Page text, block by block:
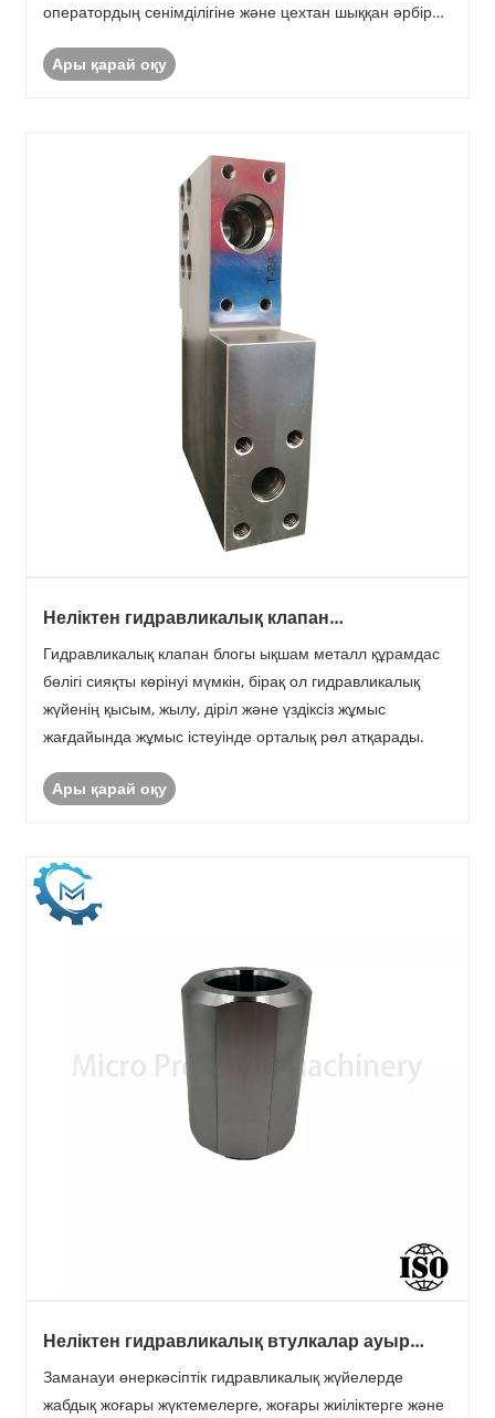
оператордың сенімділігіне және цехтан шыққан әрбір
Ары қарай оқу
Неліктен гидравликалық клапан
алушылар күткеннен де маңызды?
Гидравликалық клапан блогы ықшам металл құрамдас
бөлігі сияқты көрінуі мүмкін, бірақ ол гидравликалық
жүйенің қысым, жылу, діріл және үздіксіз жұмыс
жағдайында жұмыс істеуінде орталық рөл атқарады.
Ары қарай оқу
Неліктен гидравликалық втулкалар ауыр
ететін «жасырын батырлар» болып
табылады?
Заманауи өнеркәсіптік гидравликалық жүйелерде
жабдық жоғары жүктемелерге, жоғары жиіліктерге және